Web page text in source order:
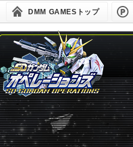
DMM GAMESトップ